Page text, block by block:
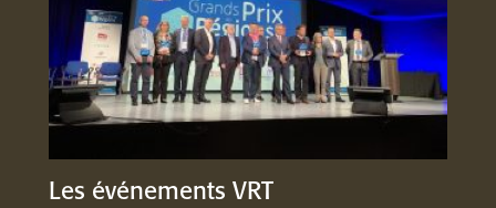
Les événements VRT